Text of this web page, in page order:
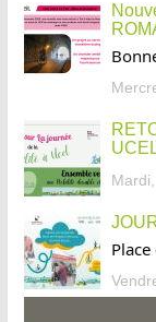
Place